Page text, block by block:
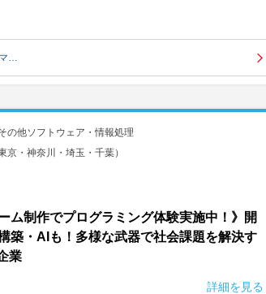
…
の他ソフトウェア・情報処理
京・神奈川・埼玉・千葉）
ーム制作でプログラミング体験実施中！》開
築・AIも！多様な武器で社会課題を解決す
業
詳細を見る